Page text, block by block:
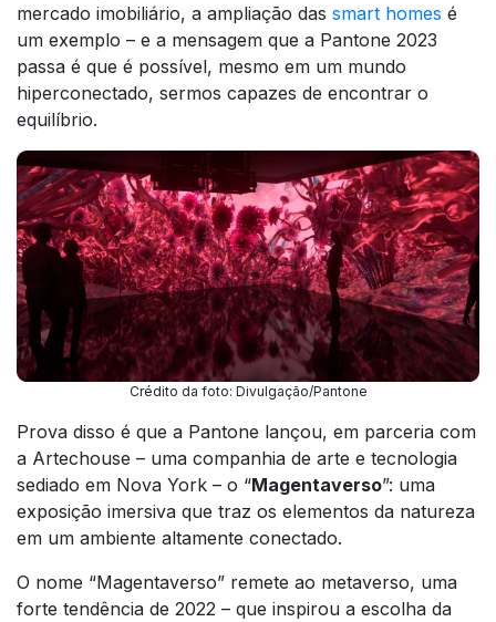
mercado imobiliário, a ampliação das smart homes é
um exemplo – e a mensagem que a Pantone 2023
passa é que é possível, mesmo em um mundo
hiperconectado, sermos capazes de encontrar o
equilíbrio.
Crédito da foto: Divulgação/Pantone
Prova disso é que a Pantone lançou, em parceria com
a Artechouse – uma companhia de arte e tecnologia
sediado em Nova York – o “Magentaverso”: uma
exposição imersiva que traz os elementos da natureza
em um ambiente altamente conectado.
O nome “Magentaverso” remete ao metaverso, uma
forte tendência de 2022 – que inspirou a escolha da